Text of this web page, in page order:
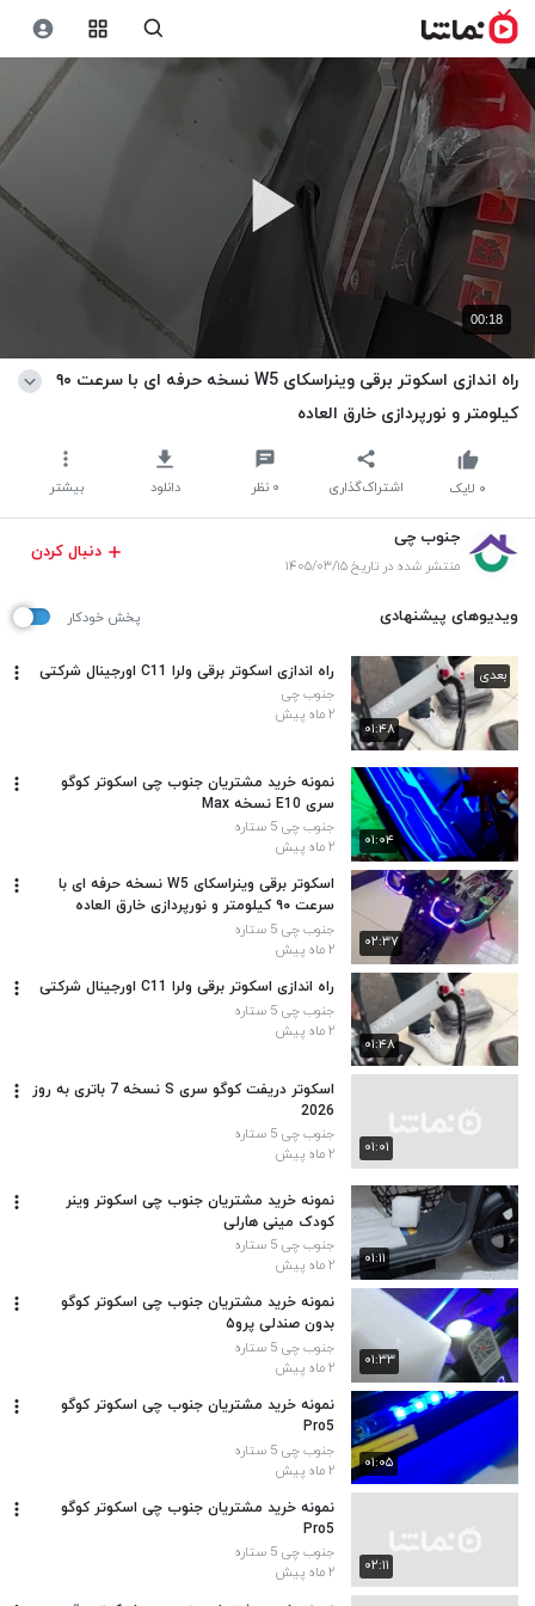
00:18
راه اندازی اسکوتر برقی وینراسکای W5 نسخه حرفه ای با سرعت ۹۰
کیلومتر و نورپردازی خارق العاده
اشتراک‌گذاری ۰ نظر دانلود بیشتر ۰ لایک
جنوب چی
منتشر شده در تاریخ ۱۴۰۵/۰۳/۱۵
دنبال کردن
ویدیوهای پیشنهادی پخش خودکار
۰۱:۴۸
بعدی راه اندازی اسکوتر برقی ولرا C11 اورجینال شرکتی
جنوب چی
۲ ماه پیش
۰۱:۰۴
نمونه خرید مشتریان جنوب چی اسکوتر کوگو
سری E10 نسخه Max
جنوب چی 5 ستاره
۲ ماه پیش
۰۲:۳۷
اسکوتر برقی وینراسکای W5 نسخه حرفه ای با
سرعت ۹۰ کیلومتر و نورپردازی خارق العاده
جنوب چی 5 ستاره
۲ ماه پیش
۰۱:۴۸
راه اندازی اسکوتر برقی ولرا C11 اورجینال شرکتی
جنوب چی 5 ستاره
۲ ماه پیش
۰۱:۰۱
اسکوتر دریفت کوگو سری S نسخه 7 باتری به روز
2026
جنوب چی 5 ستاره
۲ ماه پیش
۰۱:۱۱
نمونه خرید مشتریان جنوب چی اسکوتر وینر
کودک مینی هارلی
جنوب چی 5 ستاره
۲ ماه پیش
۰۱:۳۳
نمونه خرید مشتریان جنوب چی اسکوتر کوگو
بدون صندلی پرو۵
جنوب چی 5 ستاره
۲ ماه پیش
۰۱:۰۵
نمونه خرید مشتریان جنوب چی اسکوتر کوگو
Pro5
جنوب چی 5 ستاره
۲ ماه پیش
۰۲:۱۱
نمونه خرید مشتریان جنوب چی اسکوتر کوگو
Pro5
جنوب چی 5 ستاره
۲ ماه پیش